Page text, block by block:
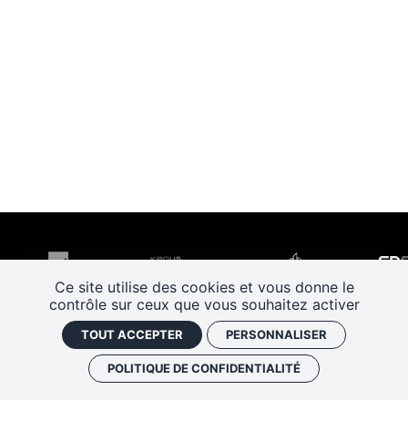
Ce site utilise des cookies et vous donne le
contrôle sur ceux que vous souhaitez activer
TOUT ACCEPTER PERSONNALISER
POLITIQUE DE CONFIDENTIALITÉ